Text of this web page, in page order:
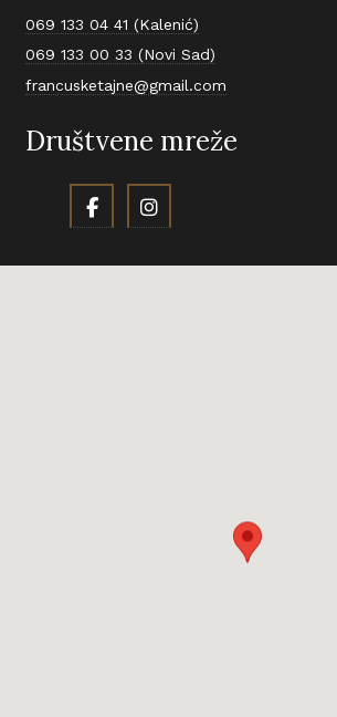
069 133 04 41 (Kalenić)
069 133 00 33 (Novi Sad)
francusketajne@gmail.com
Društvene mreže